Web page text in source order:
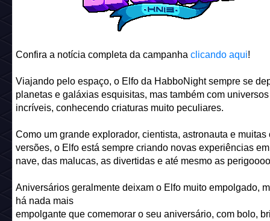
Confira a notícia completa da campanha clicando aqui!
Viajando pelo espaço, o Elfo da HabboNight sempre se
planetas e galáxias esquisitas, mas também com universos
incríveis, conhecendo criaturas muito peculiares.
Como um grande explorador, cientista, astronauta e muitas
versões, o Elfo está sempre criando novas experiências
nave, das malucas, as divertidas e até mesmo as
Aniversários geralmente deixam o Elfo muito empolgado,
há nada mais
empolgante que comemorar o seu aniversário, com bolo,